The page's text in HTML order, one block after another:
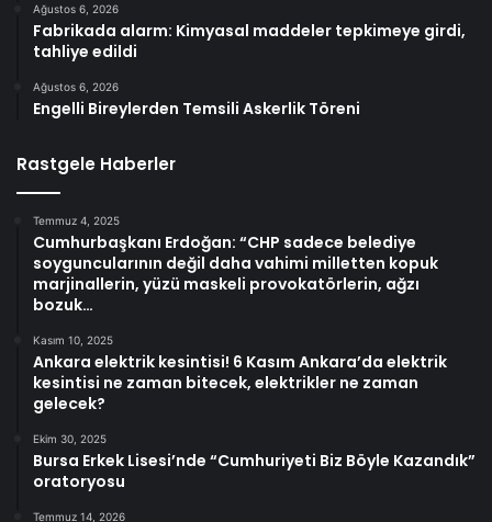
Ağustos 6, 2026
Fabrikada alarm: Kimyasal maddeler tepkimeye girdi,
tahliye edildi
Ağustos 6, 2026
Engelli Bireylerden Temsili Askerlik Töreni
Rastgele Haberler
Temmuz 4, 2025
Cumhurbaşkanı Erdoğan: “CHP sadece belediye
soyguncularının değil daha vahimi milletten kopuk
marjinallerin, yüzü maskeli provokatörlerin, ağzı
bozuk…
Kasım 10, 2025
Ankara elektrik kesintisi! 6 Kasım Ankara’da elektrik
kesintisi ne zaman bitecek, elektrikler ne zaman
gelecek?
Ekim 30, 2025
Bursa Erkek Lisesi’nde “Cumhuriyeti Biz Böyle Kazandık”
oratoryosu
Temmuz 14, 2026